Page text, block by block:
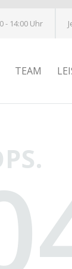
- 14:00 Uhr
TEAM